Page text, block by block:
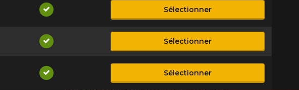
Disponible
Sélectionner
Disponible
Sélectionner
Disponible
Sélectionner